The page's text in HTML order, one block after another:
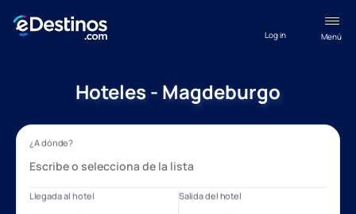
Menú
Log in
Hoteles - Magdeburgo